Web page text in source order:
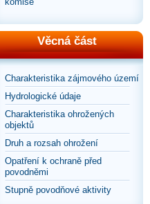
Věcná část
Charakteristika zájmového území
Hydrologické údaje
Charakteristika ohrožených
objektů
Druh a rozsah ohrožení
Opatření k ochraně před
povodněmi
Stupně povodňové aktivity